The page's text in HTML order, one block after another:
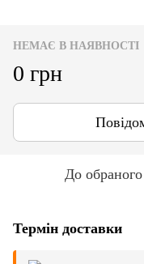
НЕМАЄ В НАЯВНОСТІ
0 грн
До обраного
Термін доставки